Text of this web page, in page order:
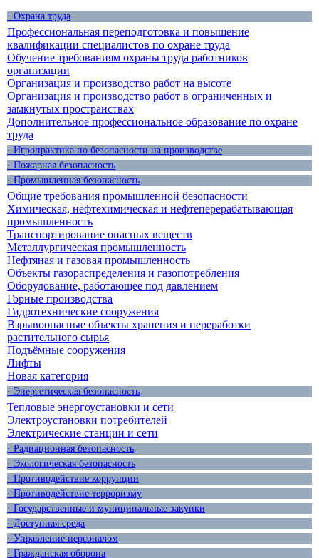
· Охрана труда
Профессиональная переподготовка и повышение
квалификации специалистов по охране труда
Обучение требованиям охраны труда работников
организации
Организация и производство работ на высоте
Организация и производство работ в ограниченных и
замкнутых пространствах
Дополнительное профессиональное образование по охране
труда
· Игропрактика по безопасности на производстве
· Пожарная безопасность
· Промышленная безопасность
Общие требования промышленной безопасности
Химическая, нефтехимическая и нефтеперерабатывающая
промышленность
Транспортирование опасных веществ
Металлургическая промышленность
Нефтяная и газовая промышленность
Объекты газораспределения и газопотребления
Оборудование, работающее под давлением
Горные производства
Гидротехнические сооружения
Взрывоопасные объекты хранения и переработки
растительного сырья
Подъёмные сооружения
Лифты
Новая категория
· Энергетическая безопасность
Тепловые энергоустановки и сети
Электроустановки потребителей
Электрические станции и сети
· Радиационная безопасность
· Экологическая безопасность
· Противодействие коррупции
· Противодействие терроризму
· Государственные и муниципальные закупки
· Доступная среда
· Управление персоналом
· Гражданская оборона